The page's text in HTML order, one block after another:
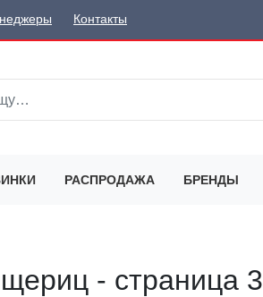
Контакты
РАСПРОДАЖА БРЕНДЫ
- страница 3